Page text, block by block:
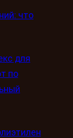
что
для
по